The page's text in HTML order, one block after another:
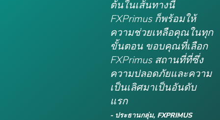
ต้นในเส้นทางนี้
FXPrimus ก็พร้อมให้
ความช่วยเหลือคุณในทุก
ขั้นตอน ขอบคุณที่เลือก
FXPrimus สถานที่ที่ซึ่ง
ความปลอดภัยและความ
เป็นเลิศมาเป็นอันดับ
แรก
- ประธานกลุ่ม, FXPRIMUS